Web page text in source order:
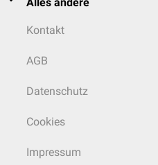
Kontakt
AGB
Datenschutz
Cookies
Impressum